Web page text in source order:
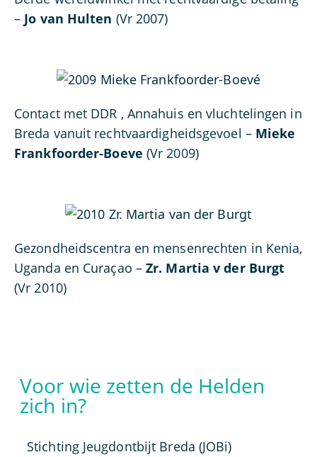
– Jo van Hulten (Vr 2007)
Contact met DDR , Annahuis en vluchtelingen in
Breda vanuit rechtvaardigheidsgevoel – Mieke
Frankfoorder-Boeve (Vr 2009)
Gezondheidscentra en mensenrechten in Kenia,
Uganda en Curaçao –Zr. Martia v der Burgt
(Vr 2010)
Voor wie zetten de Helden
zich in?
Stichting Jeugdontbijt Breda (JOBi)